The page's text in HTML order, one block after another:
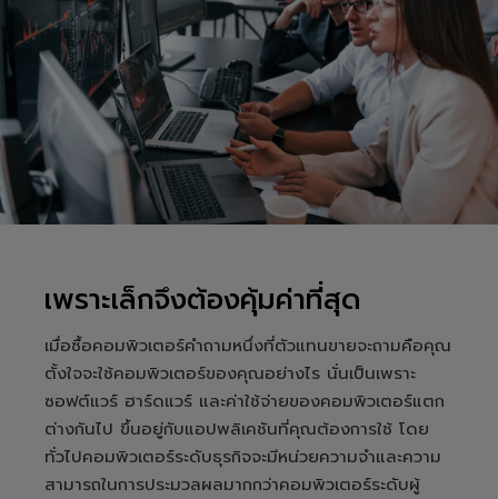
เพราะเล็กจึงต้องคุ้มค่าที่สุด
เมื่อซื้อคอมพิวเตอร์คำถามหนึ่งที่ตัวแทนขายจะถามคือคุณ
ตั้งใจจะใช้คอมพิวเตอร์ของคุณอย่างไร นั่นเป็นเพราะ
ซอฟต์แวร์ ฮาร์ดแวร์ และค่าใช้จ่ายของคอมพิวเตอร์แตก
ต่างกันไป ขึ้นอยู่กับแอปพลิเคชันที่คุณต้องการใช้ โดย
ทั่วไปคอมพิวเตอร์ระดับธุรกิจจะมีหน่วยความจำและความ
สามารถในการประมวลผลมากกว่าคอมพิวเตอร์ระดับผู้